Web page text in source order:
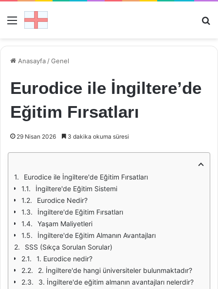
Menü
Anasayfa /Genel
Eurodice ile İngiltere’de
Eğitim Fırsatları
29 Nisan 2026 3 dakika okuma süresi
Eurodice ile İngiltere'de Eğitim Fırsatları
İngiltere'de Eğitim Sistemi
Eurodice Nedir?
İngiltere'de Eğitim Fırsatları
Yaşam Maliyetleri
İngiltere'de Eğitim Almanın Avantajları
SSS (Sıkça Sorulan Sorular)
1. Eurodice nedir?
2. İngiltere'de hangi üniversiteler bulunmaktadır?
3. İngiltere'de eğitim almanın avantajları nelerdir?